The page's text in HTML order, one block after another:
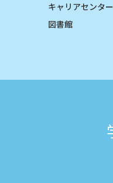
キャリアセンター
図書館